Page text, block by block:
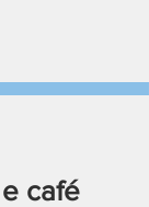
café